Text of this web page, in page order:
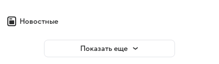
Новостные
Показать еще